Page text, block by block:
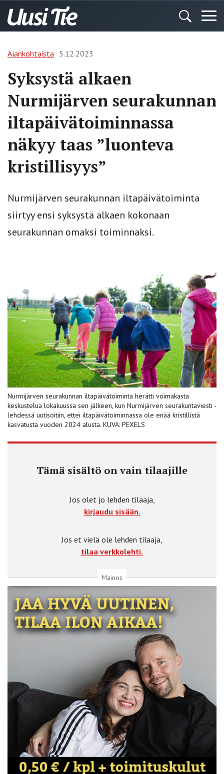
Ajankohtaista 5.12.2023
Syksystä alkaen
Nurmijärven seurakunnan
iltapäivätoiminnassa
näkyy taas ”luonteva
kristillisyys”
Nurmijärven seurakunnan iltapäivätoiminta
siirtyy ensi syksystä alkaen kokonaan
seurakunnan omaksi toiminnaksi.
Nurmijärven seurakunnan iltapäivätoiminta herätti voimakasta
keskustelua lokakuussa sen jälkeen, kun Nurmijärven seurakuntaviesti -
lehdessä uutisoitiin, ettei iltapäivätoiminnassa ole enää kristillistä
kasvatusta vuoden 2024 alusta. KUVA: PEXELS
Tämä sisältö on vain tilaajille
Jos olet jo lehden tilaaja,
kirjaudu sisään.
Jos et vielä ole lehden tilaaja,
tilaa verkkolehti.
Mainos